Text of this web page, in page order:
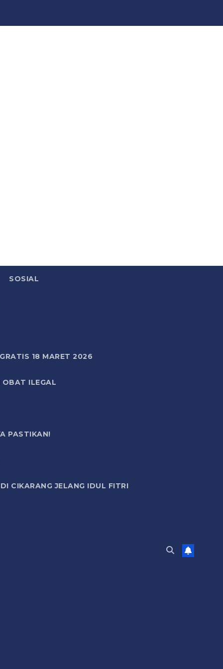
SOSIAL
18 MARET 2026
OBAT ILEGAL
PASTIKAN!
CIKARANG JELANG IDUL FITRI